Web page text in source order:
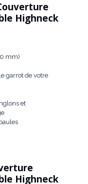
Highneck
mm)
garrot de votre
et
Highneck